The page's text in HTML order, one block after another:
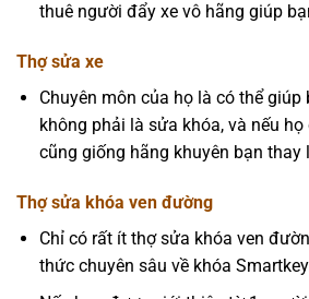
thuê người đẩy xe vô hãng giúp
Thợ sửa xe
Chuyên môn của họ là có thể giúp
không phải là sửa khóa, và nếu
cũng giống hãng khuyên bạn thay
Thợ sửa khóa ven đường
Chỉ có rất ít thợ sửa khóa ven
thức chuyên sâu về khóa